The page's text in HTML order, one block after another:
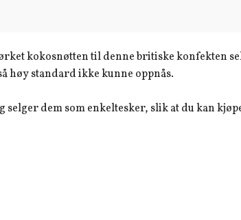
kokosnøtten til denne britiske konfekten
høy standard ikke kunne oppnås.
dem som enkeltesker, slik at du kan